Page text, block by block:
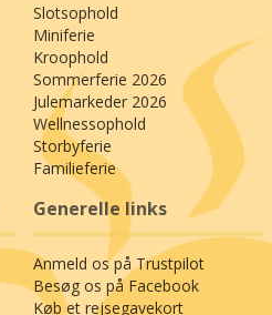
Slotsophold
Miniferie
Kroophold
Sommerferie 2026
Julemarkeder 2026
Wellnessophold
Storbyferie
Familieferie
Generelle links
Anmeld os på Trustpilot
Besøg os på Facebook
Køb et rejsegavekort